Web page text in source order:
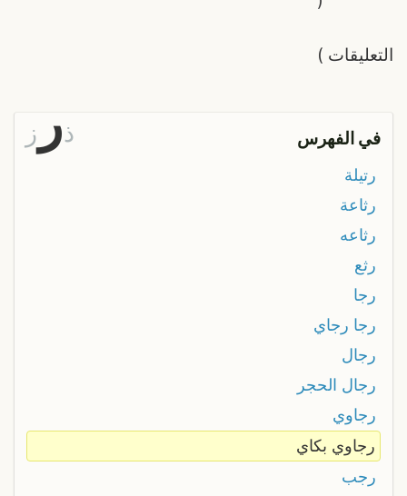
التعليقات )
في الفهرس ذر ز
رتيلة
رثاعة
رثاعه
رثع
رجا
رجا رجاي
رجال
رجال الحجر
رجاوي
رجاوي بكاي
رجب